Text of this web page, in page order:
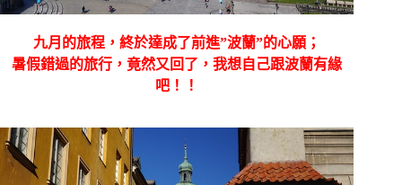
九月的旅程，終於達成了前進”波蘭”的心願；
暑假錯過的旅行，竟然又回了，我想自己跟波蘭有緣
吧！！